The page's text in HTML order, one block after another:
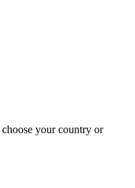
choose your country or